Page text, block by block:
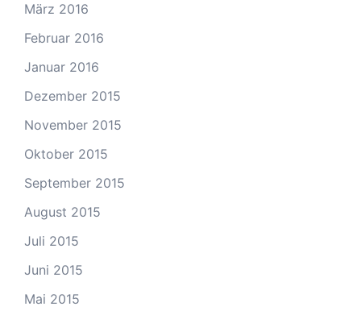
März 2016
Februar 2016
Januar 2016
Dezember 2015
November 2015
Oktober 2015
September 2015
August 2015
Juli 2015
Juni 2015
Mai 2015